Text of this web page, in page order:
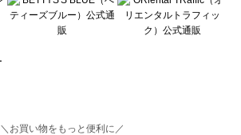
＼お買い物をもっと便利に／